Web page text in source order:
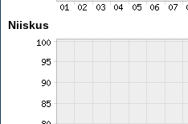
Niiskus